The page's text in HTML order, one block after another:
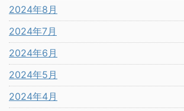
2024年8月
2024年7月
2024年6月
2024年5月
2024年4月